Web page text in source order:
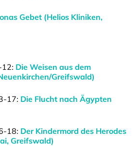
Gebet (Helios Kliniken,
Die Weisen aus dem
Greifswald)
17: Die Flucht nach Ägypten
18: Der Kindermord des Herodes
Greifswald)